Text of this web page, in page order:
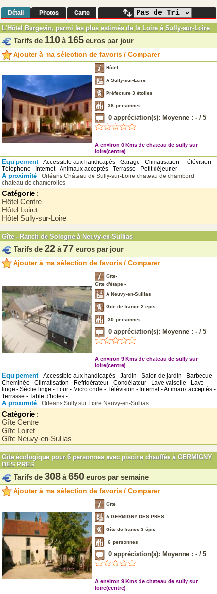
Détail Photos Carte
L’Hôtel Burgevin, parmi les plus estimés de la Loire à Sully-sur-Loire
Tarifs de 110 à 165 euros par jour
Ajouter à ma sélection de favoris / Comparer
Hôtel
A Sully-sur-Loire
Préfecture 3 étoiles
38 personnes
0 appréciation(s): Moyenne : - / 5
A environ 0 Kms de chateau de sully sur
loire(centre)
Equipement
Accessible aux handicapés - Garage - Climatisation - Télévision -
Téléphone - Internet - Animaux acceptés - Terrasse - Petit déjeuner -
A proximité Orléans Château de Sully-sur-Loire chateau de chambord
chateau de chamerolles
Catégorie :
Hôtel Centre
Hôtel Loiret
Hôtel Sully-sur-Loire
Gîte - Ranch de Sologne à Neuvy-en-Sullias
Tarifs de 22 à 77 euros par jour
Ajouter à ma sélection de favoris / Comparer
Gîte-
Gîte d'étape -
A Neuvy-en-Sullias
Gîte de france 2 épis
30 personnes
0 appréciation(s): Moyenne : - / 5
A environ 9 Kms de chateau de sully sur
loire(centre)
Equipement
Accessible aux handicapés - Jardin - Salon de jardin - Barbecue -
Cheminée - Climatisation - Refrigérateur - Congélateur - Lave vaiselle - Lave
linge - Sèche linge - Four - Micro onde - Télévision - Internet - Animaux acceptés -
Terrasse - Table d'hotes -
A proximité Orléans Sully sur Loire Neuvy-en-Sullias
Catégorie :
Gîte Centre
Gîte Loiret
Gîte Neuvy-en-Sullias
Gîte écologique pour 6 personnes avec piscine chauffée à GERMIGNY
DES PRES
Tarifs de 308 à 650 euros par semaine
Ajouter à ma sélection de favoris / Comparer
Gîte
A GERMIGNY DES PRES
Gîte de france 3 épis
6 personnes
0 appréciation(s): Moyenne : - / 5
A environ 9 Kms de chateau de sully sur
loire(centre)